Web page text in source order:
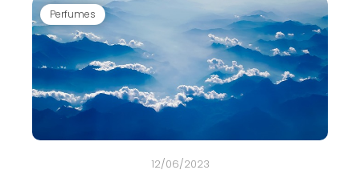
Perfumes
12/06/2023